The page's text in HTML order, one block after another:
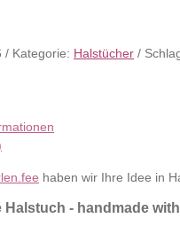
Kategorie: Halstücher
haben wir Ihre Idee in
Halstuch - handmade